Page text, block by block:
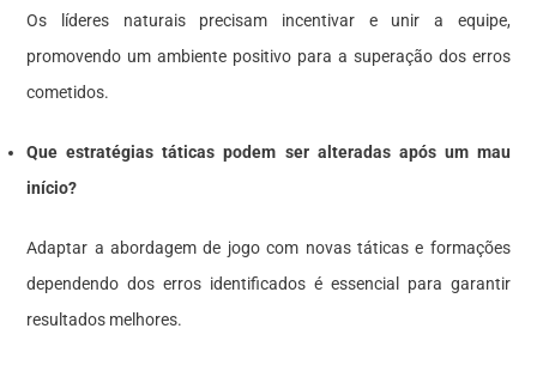
Os líderes naturais precisam incentivar e unir a equipe,
promovendo um ambiente positivo para a superação dos erros
cometidos.
Que estratégias táticas podem ser alteradas após um mau
início?
Adaptar a abordagem de jogo com novas táticas e formações
dependendo dos erros identificados é essencial para garantir
resultados melhores.